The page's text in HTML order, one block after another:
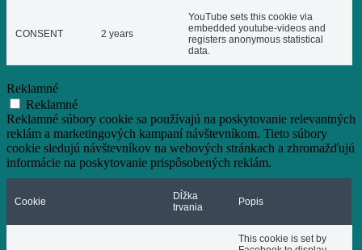
CONSENT 2 years
YouTube sets this cookie via
embedded youtube-videos and
registers anonymous statistical
data.
Reklamné
Reklamné
Reklamné súbory cookie sa používajú na poskytovanie relevantných
reklám a marketingových kampaní návštevníkom. Tieto súbory
cookie sledujú návštevníkov na webových stránkach a zhromažďujú
informácie na poskytovanie prispôsobených reklám.
Cookie
Dĺžka
trvania
Popis
This cookie is set by